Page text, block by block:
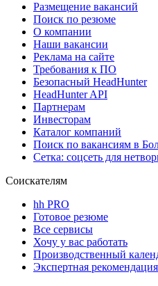
Размещение вакансий
Поиск по резюме
О компании
Наши вакансии
Реклама на сайте
Требования к ПО
Безопасный HeadHunter
HeadHunter API
Партнерам
Инвесторам
Каталог компаний
Поиск по вакансиям в
Сетка: соцсеть для
Соискателям
hh PRO
Готовое резюме
Все сервисы
Хочу у вас работать
Производственный
Экспертная рекомендация